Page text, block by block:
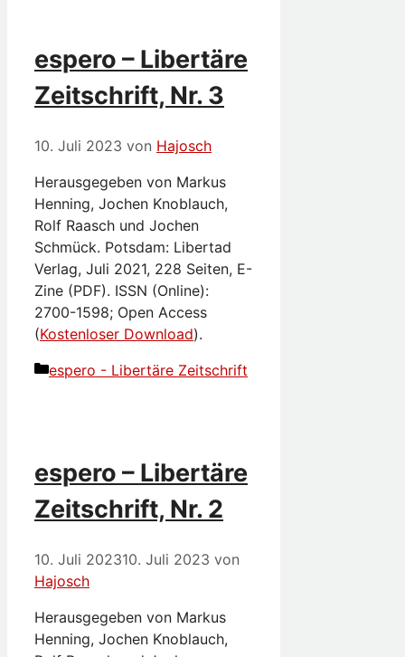
espero – Libertäre
Zeitschrift, Nr. 3
10. Juli 2023 von Hajosch
Herausgegeben von Markus
Henning, Jochen Knoblauch,
Rolf Raasch und Jochen
Schmück. Potsdam: Libertad
Verlag, Juli 2021, 228 Seiten, E-
Zine (PDF). ISSN (Online):
2700-1598; Open Access
(Kostenloser Download).
Kategorien
espero - Libertäre Zeitschrift
espero – Libertäre
Zeitschrift, Nr. 2
10. Juli 202310. Juli 2023 von
Hajosch
Herausgegeben von Markus
Henning, Jochen Knoblauch,